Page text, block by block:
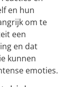
en hun
om te
een
en dat
kunnen
emoties.